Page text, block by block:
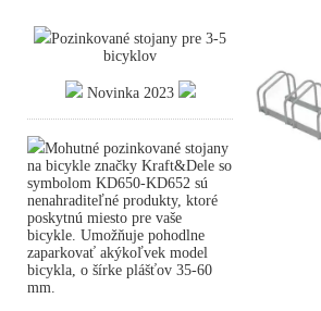
Pozinkované stojany pre 3-5
bicyklov
Novinka 2023
Mohutné pozinkované stojany
na bicykle značky Kraft&Dele so
symbolom KD650-KD652 sú
nenahraditeľné produkty, ktoré
poskytnú miesto pre vaše
bicykle. Umožňuje pohodlne
zaparkovať akýkoľvek model
bicykla, o šírke plášťov 35-60
mm.